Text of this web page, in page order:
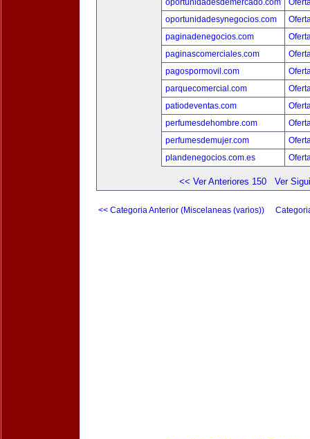
oportunidadesdemercado.com
oportunidadesynegocios.com
paginadenegocios.com
paginascomerciales.com
pagospormovil.com
parquecomercial.com
patiodeventas.com
perfumesdehombre.com
perfumesdemujer.com
plandenegocios.com.es
<< Ver Anteriores 150 Ver
<< Categoria Anterior (Miscelaneas (varios))